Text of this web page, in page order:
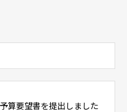
算要望書を提出しました